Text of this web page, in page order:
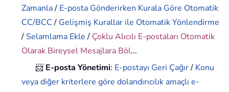
Zamanla/ E-posta Gönderirken Kurala Göre Otomatik
CC/BCC/ Gelişmiş Kurallar ile Otomatik Yönlendirme
/ Selamlama Ekle/ Çoklu Alıcılı E-postaları Otomatik
Olarak Bireysel Mesajlara Böl...
📨 E-posta Yönetimi: E-postayı Geri Çağır/ Konu
veya diğer kriterlere göre dolandırıcılık amaçlı e-